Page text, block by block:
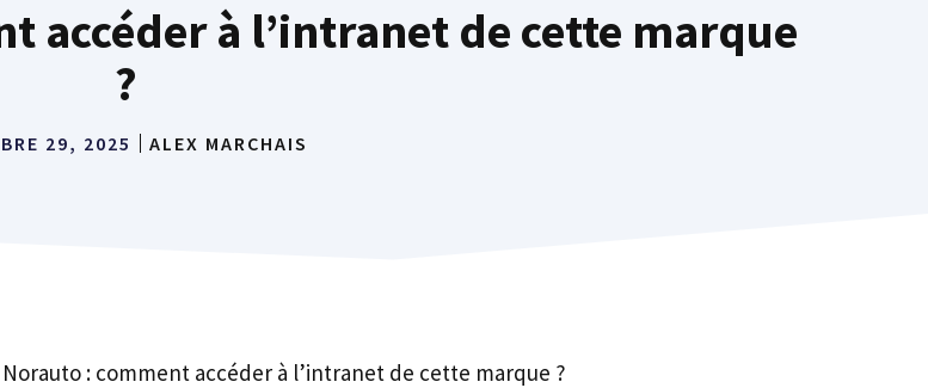
accéder à l’intranet de cette marque
?
29, 2025 ALEX MARCHAIS
: comment accéder à l’intranet de cette marque ?